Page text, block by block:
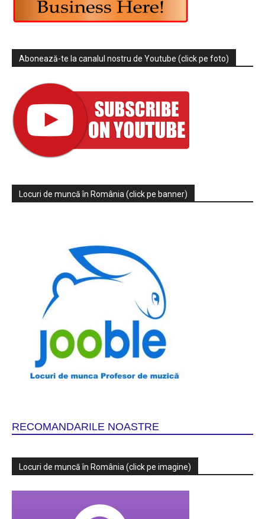
Abonează-te la canalul nostru de Youtube (click pe foto)
Locuri de muncă în România (click pe banner)
RECOMANDARILE NOASTRE
Locuri de muncă în România (click pe imagine)